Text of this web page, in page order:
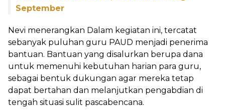
September
Nevi menerangkan Dalam kegiatan ini, tercatat
sebanyak puluhan guru PAUD menjadi penerima
bantuan. Bantuan yang disalurkan berupa dana
untuk memenuhi kebutuhan harian para guru,
sebagai bentuk dukungan agar mereka tetap
dapat bertahan dan melanjutkan pengabdian di
tengah situasi sulit pascabencana.